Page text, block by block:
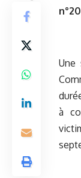
Une
à